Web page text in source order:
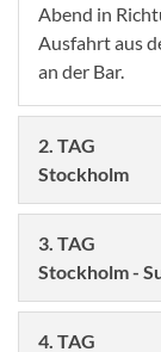
Abend in
Ausfahrt aus
an der Bar.
2. TAG
Stockholm
3. TAG
Stockholm -
4. TAG